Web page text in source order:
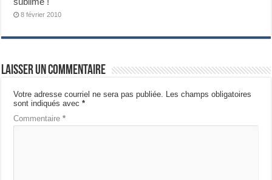
8 février 2010
Laisser un commentaire
Votre adresse courriel ne sera pas publiée.
Les champs obligatoires
sont indiqués avec*
Commentaire*